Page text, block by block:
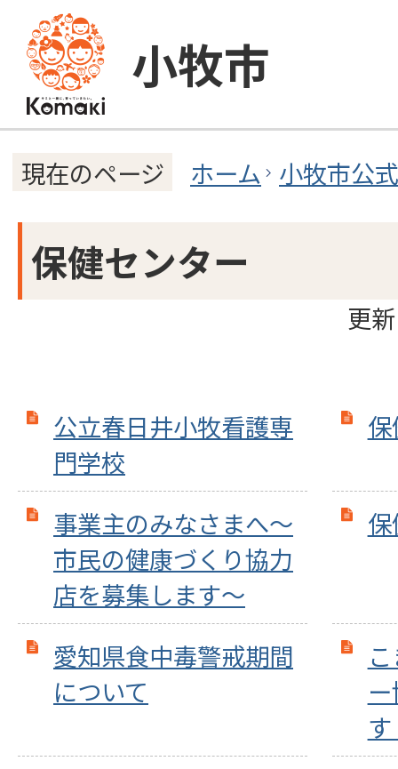
小牧市
現在のページ ホーム 小牧市公
保健センター
更
公立春日井小牧看護専
門学校
事業主のみなさまへ～
市民の健康づくり協力
店を募集します～
愛知県食中毒警戒期間
について